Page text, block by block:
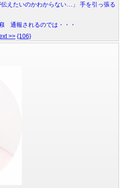
えたいのかわからない…」 手を引っ張る
通報されるのでは・・・
>> {106}